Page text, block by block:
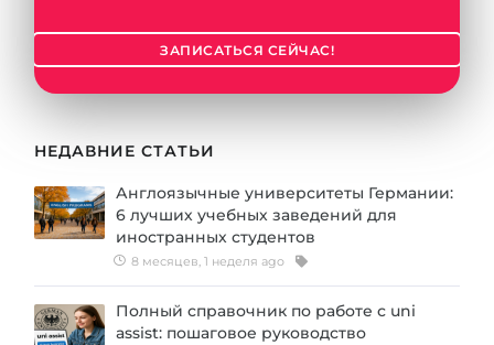
Профессии
КАРЬЕРНОЕ ОРИЕНТИРОВАНИЕ
Тест Голланда
Тест Карта Интересов
Физика
Менеджмент
Другая специальность
ПОСТУПАЕМ ИЗ...
Россия
ЗАПИСАТЬСЯ СЕЙЧАС!
НЕДАВНИЕ СТАТЬИ
Англоязычные университеты Германии:
6 лучших учебных заведений для
иностранных студентов
8 месяцев, 1 неделя ago
Полный справочник по работе с uni
assist: пошаговое руководство